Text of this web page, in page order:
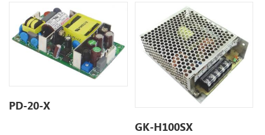
PD-20-X
GK-H100SX